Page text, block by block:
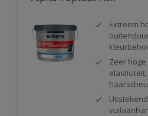
Extreem
Zeer